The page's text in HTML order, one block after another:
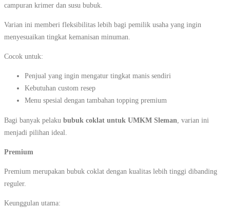
campuran krimer dan susu bubuk.
Varian ini memberi fleksibilitas lebih bagi pemilik usaha yang ingin
menyesuaikan tingkat kemanisan minuman.
Cocok untuk:
Penjual yang ingin mengatur tingkat manis sendiri
Kebutuhan custom resep
Menu spesial dengan tambahan topping premium
Bagi banyak pelaku bubuk coklat untuk UMKM Sleman , varian ini
menjadi pilihan ideal.
Premium
Premium merupakan bubuk coklat dengan kualitas lebih tinggi dibanding
reguler.
Keunggulan utama: